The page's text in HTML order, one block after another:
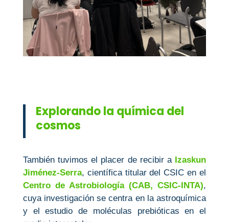
Explorando la química del
cosmos
También tuvimos el placer de recibir a Izaskun
Jiménez-Serra, científica titular del CSIC en el
Centro de Astrobiología (CAB, CSIC-INTA),
cuya investigación se centra en la astroquímica
y el estudio de moléculas prebióticas en el